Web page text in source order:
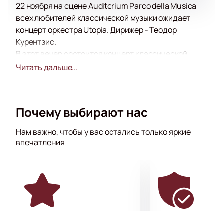
22 ноября на сцене Auditorium Parco della Musica
всех любителей классической музыки ожидает
концерт оркестра Utopia. Дирижер - Теодор
Курентзис.
В этот вечер состоится концерт классической
музыки в исполнении талантливых музыкантов. В
Музыканты часто гастролируют, давая концерты не
Азии, странах СНГ.
Приятного просмотра!
Читать дальше...
Почему выбирают нас
Нам важно, чтобы у вас остались только яркие
впечатления